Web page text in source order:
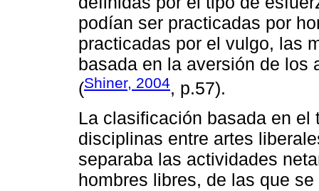
podían ser practicadas por
practicadas por el vulgo, las
basada en la aversión de los
(Shiner, 2004, p.57).
La clasificación basada en
disciplinas entre artes
separaba las actividades
hombres libres, de las que